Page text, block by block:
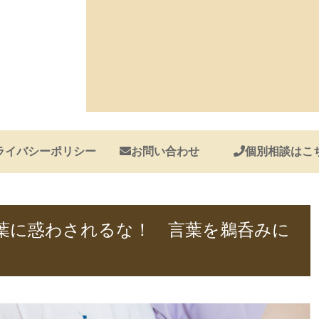
イバシーポリシー お問い合わせ 個別相談はこ
に惑わされるな！ 言葉を鵜呑みに